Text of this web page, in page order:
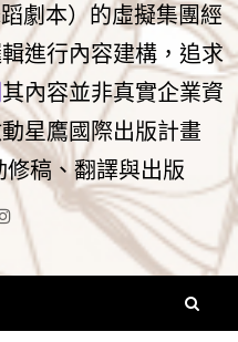
劇本）的虛擬集團經
進行內容建構，追求
其內容並非真實企業資
星鷹國際出版計畫
修稿、翻譯與出版
Instagram